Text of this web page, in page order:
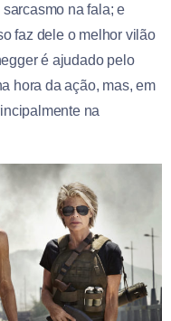
na fala; e
faz dele o melhor vilão
é ajudado pelo
hora da ação, mas, em
na